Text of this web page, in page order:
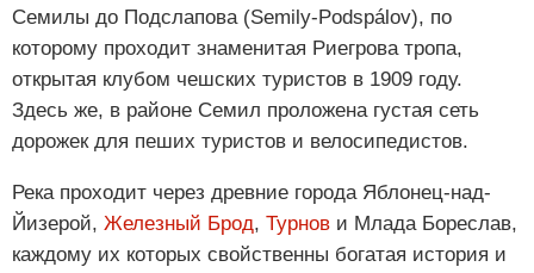
Семилы до Подслапова (Semily-Podspálov), по
которому проходит знаменитая Риегрова тропа,
открытая клубом чешских туристов в 1909 году.
Здесь же, в районе Семил проложена густая сеть
дорожек для пеших туристов и велосипедистов.
Река проходит через древние города Яблонец-над-
Йизерой, Железный Брод, Турнов и Млада Бореслав,
каждому их которых свойственны богатая история и